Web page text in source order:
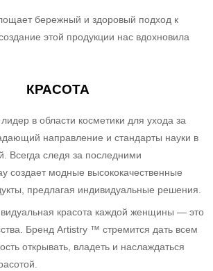
бережный и здоровый подход к
этой продукции нас вдохновила
КРАСОТА
в области косметики для ухода за
направление и стандарты науки в
Всегда следя за последними
создает модные высококачественные
предлагая индивидуальные решения.
красота каждой женщины — это
Бренд Artistry ™ стремится дать всем
открывать, владеть и наслаждаться